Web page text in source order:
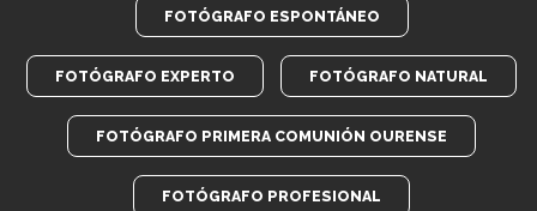
FOTÓGRAFO ESPONTÁNEO
FOTÓGRAFO EXPERTO FOTÓGRAFO NATURAL
FOTÓGRAFO PRIMERA COMUNIÓN OURENSE
FOTÓGRAFO PROFESIONAL